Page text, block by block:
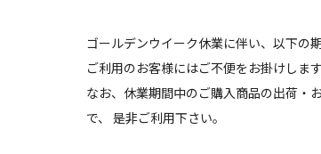
ゴールデンウイーク休業に伴い、以下の
ご利用のお客様にはご不便をお掛けしま
なお、休業期間中のご購入商品の出荷・
で、 是非ご利用下さい。